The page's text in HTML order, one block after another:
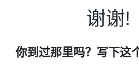
谢谢!
你到过那里吗？写下这